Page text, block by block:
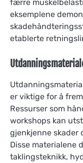
færre
eksemplene
etablerte
er viktige for å
Ressurser som
workshops kan
gjenkjenne skader
Disse materialene
taklingsteknikk,